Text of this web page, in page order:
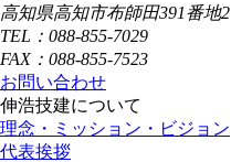
高知県高知市布師田391番地2
TEL：088-855-7029
FAX：088-855-7523
お問い合わせ
伸浩技建について
理念・ミッション・ビジョン
代表挨拶